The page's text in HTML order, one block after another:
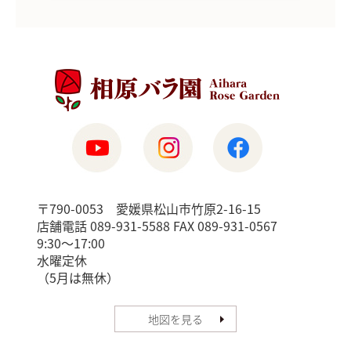
〒790-0053 愛媛県松山市竹原2-16-15
店舗電話 089-931-5588 FAX 089-931-0567
9:30〜17:00
水曜定休
（5月は無休）
地図を見る